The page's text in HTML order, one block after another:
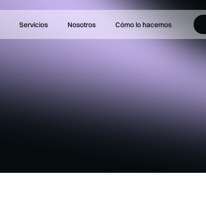
Servicios Nosotros Cómo lo hacemos